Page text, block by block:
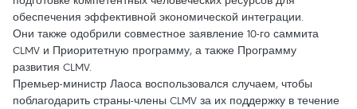
обеспечения эффективной экономической интеграции.
Они также одобрили совместное заявление 10-го саммита
CLMV и Приоритетную программу, а также Программу
развития CLMV.
Премьер-министр Лаоса воспользовался случаем, чтобы
поблагодарить страны-члены CLMV за их поддержку в течение